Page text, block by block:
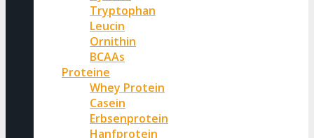
Tryptophan
Leucin
Ornithin
BCAAs
Proteine
Whey Protein
Casein
Erbsenprotein
Hanfprotein